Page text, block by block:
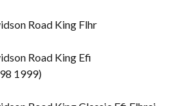
Road King Flhr
Road King Efi
1999)